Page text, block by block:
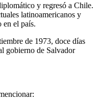
y regresó a Chile.
latinoamericanos y
en el país.
de 1973, doce días
gobierno de Salvador